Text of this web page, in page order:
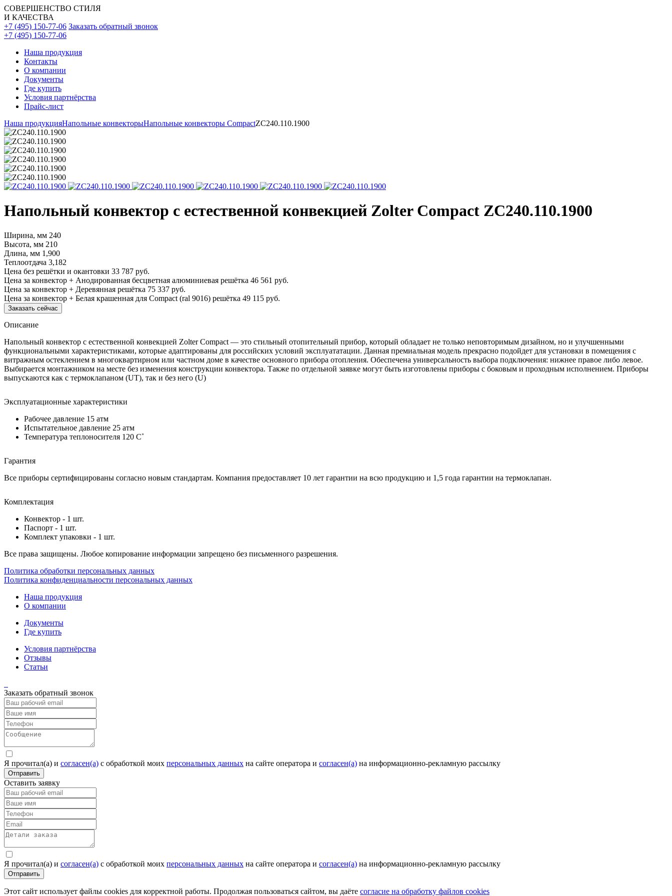
СОВЕРШЕНСТВО СТИЛЯ
И КАЧЕСТВА
+7 (495) 150-77-06 Заказать обратный звонок
+7 (495) 150-77-06
Наша продукция
Контакты
О компании
Документы
Где купить
Условия партнёрства
Прайс-лист
Наша продукцияНапольные конвекторыНапольные конвекторы CompactZC240.110.1900
Напольный конвектор с естественной конвекцией Zolter Compact ZC240.110.1900
Ширина, мм 240
Высота, мм 210
Длина, мм 1,900
Теплоотдача 3,182
Цена без решётки и окантовки 33 787 руб.
Цена за конвектор + Анодированная бесцветная алюминиевая решётка 46 561 руб.
Цена за конвектор + Деревянная решётка 75 337 руб.
Цена за конвектор + Белая крашенная для Compact (ral 9016) решётка 49 115 руб.
Заказать сейчас
Описание
Напольный конвектор с естественной конвекцией Zolter Compact — это стильный отопительный прибор, который обладает не только неповторимым дизайном, но и улучшенными
функциональными характеристиками, которые адаптированы для российских условий эксплуататации. Данная премиальная модель прекрасно подойдет для установки в помещения с
витражным остеклением в многоквартирном или частном доме в качестве основного прибора отопления. Обеспечена универсальность выбора подключения: нижнее правое либо левое.
Выбирается монтажником на месте без изменения конструкции конвектора. Также по отдельной заявке могут быть изготовлены приборы с боковым и проходным исполнением. Приборы
выпускаются как с термоклапаном (UT), так и без него (U)
Эксплуатационные характеристики
Рабочее давление 15 атм
Испытательное давление 25 атм
Температура теплоносителя 120 C˚
Гарантия
Все приборы сертифицированы согласно новым стандартам. Компания предоставляет 10 лет гарантии на всю продукцию и 1,5 года гарантии на термоклапан.
Комплектация
Конвектор - 1 шт.
Паспорт - 1 шт.
Комплект упаковки - 1 шт.
Все права защищены. Любое копирование информации запрещено без письменного разрешения.
Политика обработки персональных данных
Политика конфиденциальности персональных данных
Наша продукция
О компании
Документы
Где купить
Условия партнёрства
Отзывы
Статьи
Заказать обратный звонок
Я прочитал(а) и согласен(а) c обработкой моих персональных данных на сайте оператора и согласен(а) на информационно-рекламную рассылку
Отправить
Оставить заявку
Я прочитал(а) и согласен(а) c обработкой моих персональных данных на сайте оператора и согласен(а) на информационно-рекламную рассылку
Отправить
Этот сайт использует файлы cookies для корректной работы. Продолжая пользоваться сайтом, вы даёте согласие на обработку файлов cookies